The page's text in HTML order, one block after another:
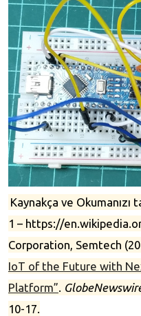
Kaynakça ve
1 – https://
Corporation, Semtech
IoT of the Future with
Platform”.
10-17.